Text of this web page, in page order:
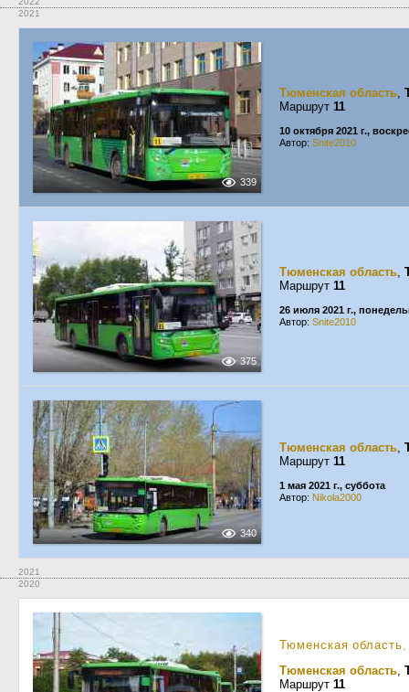
2021
339
Тюменская область,
Маршрут 11
10 октября 2021 г.,
Автор: Snite2010
375
Тюменская область,
Маршрут 11
26 июля 2021 г.,
Автор: Snite2010
340
Тюменская область,
Маршрут 11
1 мая 2021 г., суббота
Автор: Nikola2000
2021
2020
Тюменская область
Тюменская область,
Маршрут 11